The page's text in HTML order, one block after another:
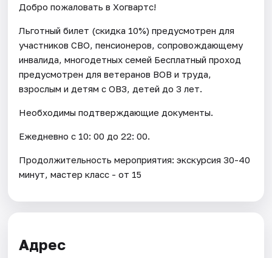
Добро пожаловать в Хогвартс!
Льготный билет (скидка 10%) предусмотрен для
участников СВО, пенсионеров, сопровождающему
инвалида, многодетных семей Бесплатный проход
предусмотрен для ветеранов ВОВ и труда,
взрослым и детям с ОВЗ, детей до 3 лет.
Необходимы подтверждающие документы.
Ежедневно с 10: 00 до 22: 00.
Продолжительность мероприятия: экскурсия 30-40
минут, мастер класс - от 15
Адрес